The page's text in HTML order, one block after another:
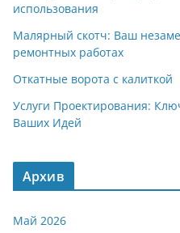
использования
Малярный скотч: Ваш
ремонтных работах
Откатные ворота с калиткой
Услуги Проектирования:
Ваших Идей
Архив
Май 2026